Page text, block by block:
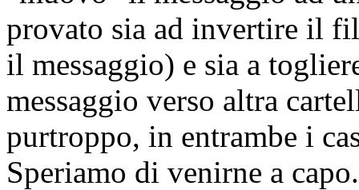
provato sia ad invertire il
il messaggio) e sia a
messaggio verso altra
purtroppo, in entrambe i
Speriamo di venirne a capo.